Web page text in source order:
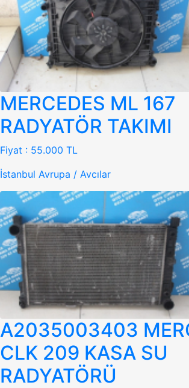
MERCEDES ML 167
RADYATÖR TAKIMI
Fiyat : 55.000 TL
İstanbul Avrupa / Avcılar
A2035003403
CLK 209 KASA SU
RADYATÖRÜ